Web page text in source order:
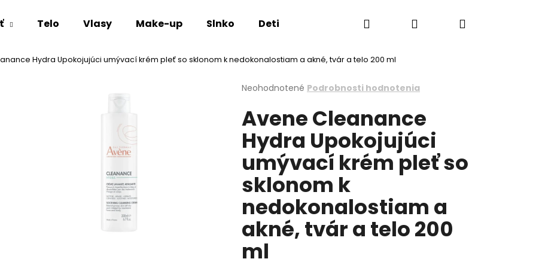
Telo Vlasy Make-up Slnko Deti Esthederm showroom Obchodné
Hľadať PrihlásenieNákupný
Hydra Upokojujúci umývací krém pleť so sklonom k nedokonalostiam a akné, tvár a telo 200 ml
Priemerné
produktu
je
0,0
5
hviezdičiek.
Neohodnotené Podrobnosti hodnotenia
Avene Cleanance
Hydra Upokojujúci
umývací krém pleť so
sklonom k
nedokonalostiam a
akné, tvár a telo 200
ml
Čo potrebujete nájsť?